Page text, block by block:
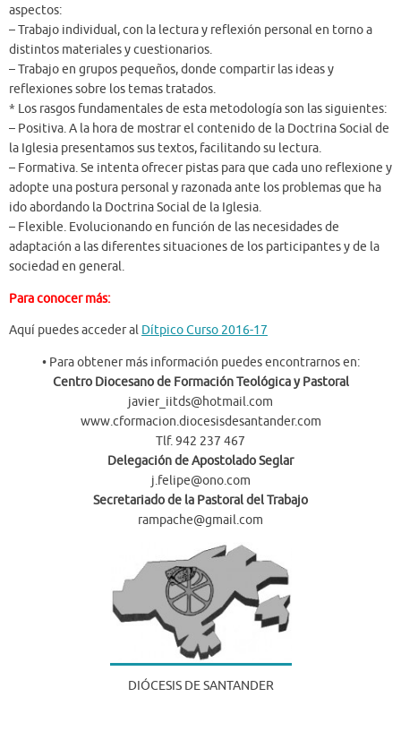
aspectos:
– Trabajo individual, con la lectura y reflexión personal en torno a
distintos materiales y cuestionarios.
– Trabajo en grupos pequeños, donde compartir las ideas y
reflexiones sobre los temas tratados.
* Los rasgos fundamentales de esta metodología son las siguientes:
– Positiva. A la hora de mostrar el contenido de la Doctrina Social de
la Iglesia presentamos sus textos, facilitando su lectura.
– Formativa. Se intenta ofrecer pistas para que cada uno reflexione y
adopte una postura personal y razonada ante los problemas que ha
ido abordando la Doctrina Social de la Iglesia.
– Flexible. Evolucionando en función de las necesidades de
adaptación a las diferentes situaciones de los participantes y de la
sociedad en general.
Para conocer más:
Aquí puedes acceder al Dítpico Curso 2016-17
• Para obtener más información puedes encontrarnos en:
Centro Diocesano de Formación Teológica y Pastoral
javier_iitds@hotmail.com
www.cformacion.diocesisdesantander.com
Tlf. 942 237 467
Delegación de Apostolado Seglar
j.felipe@ono.com
Secretariado de la Pastoral del Trabajo
rampache@gmail.com
DIÓCESIS DE SANTANDER